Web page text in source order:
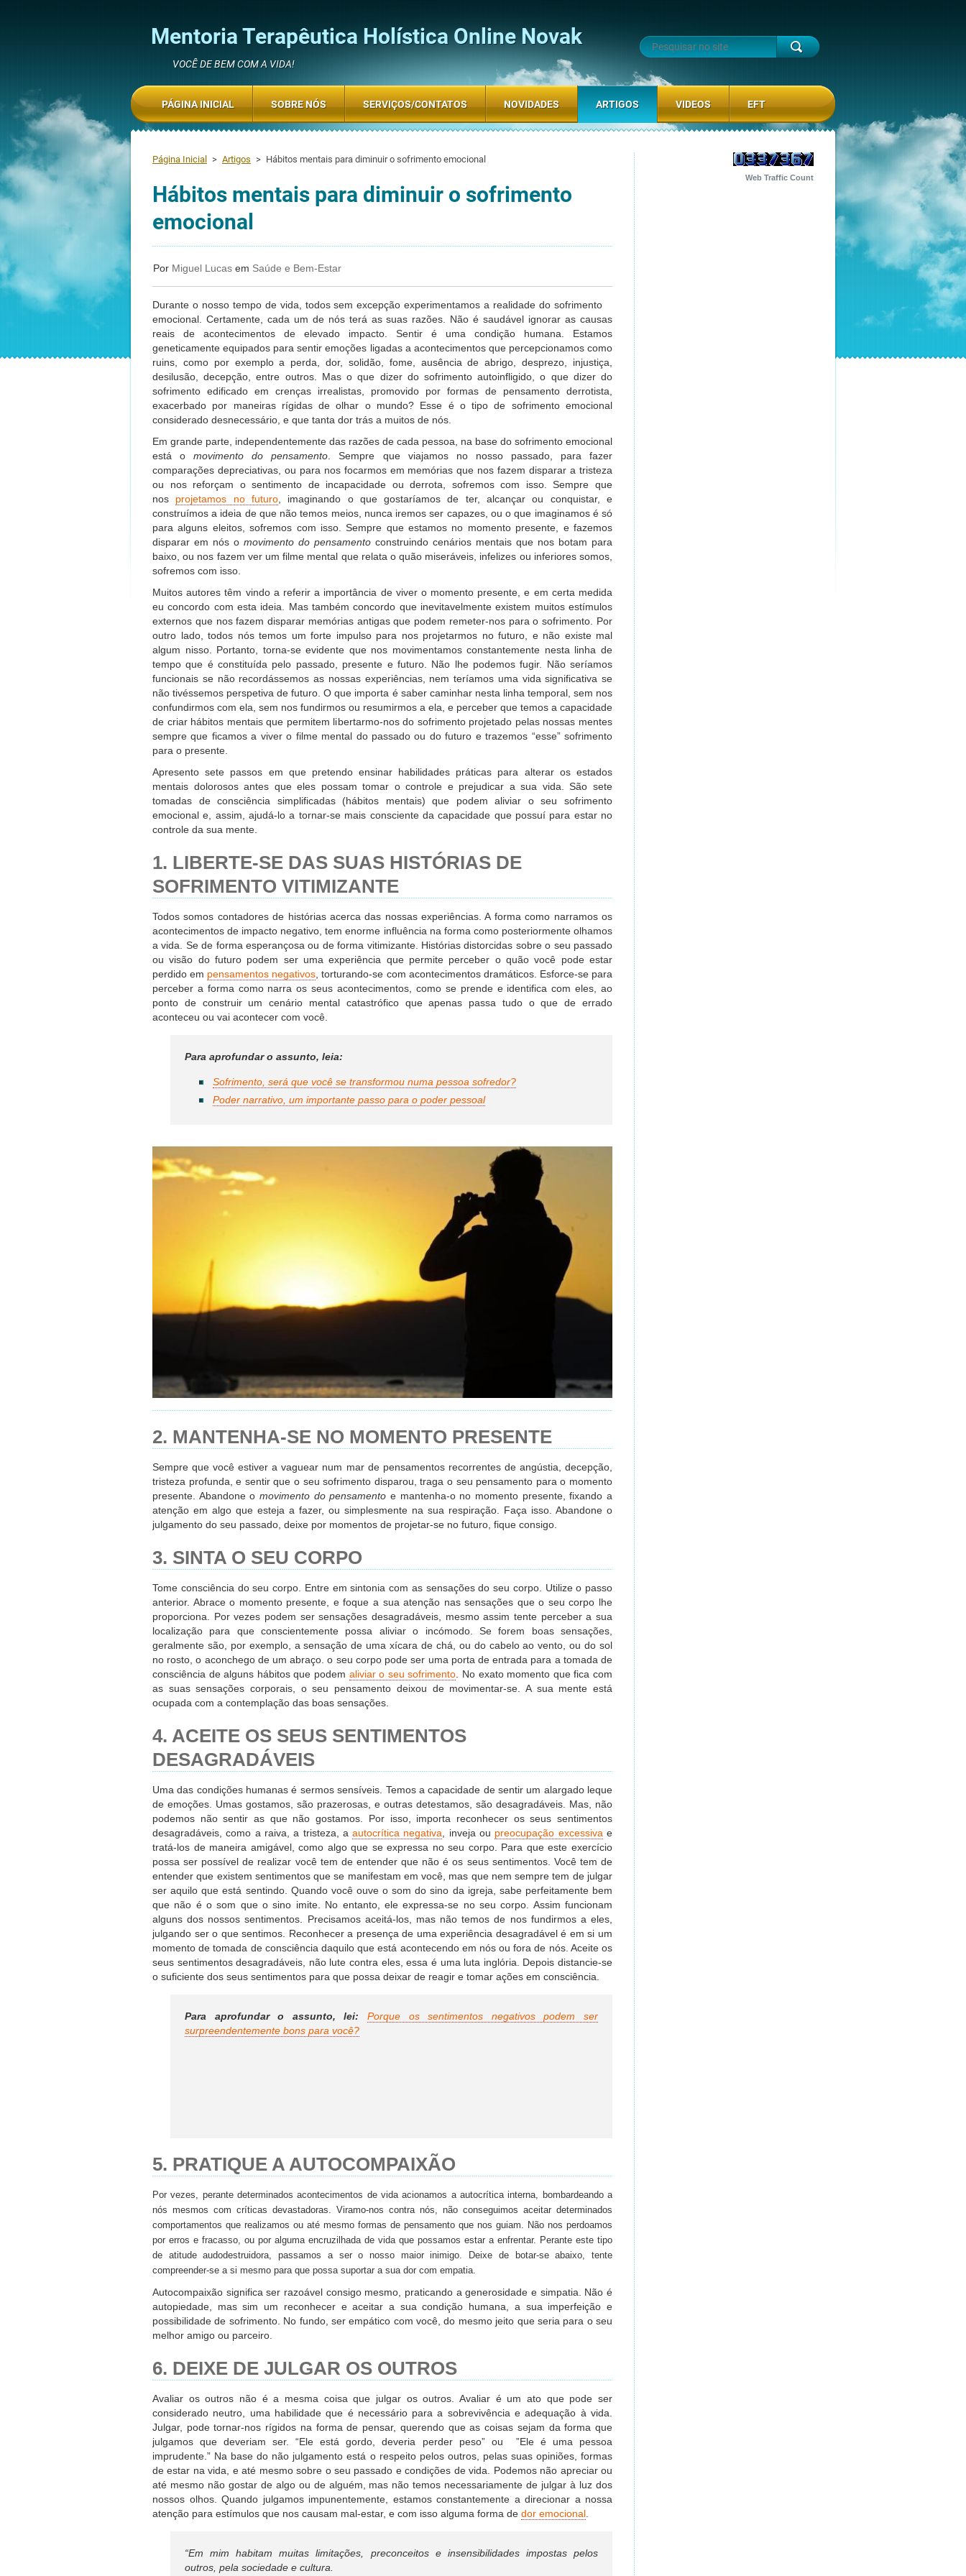
Mentoria Terapêutica Holística Online Novak
VOCÊ DE BEM COM A VIDA!
Página Inicial > Artigos > Hábitos mentais para diminuir o sofrimento emocional
Hábitos mentais para diminuir o sofrimento
emocional
Por Miguel Lucas em Saúde e Bem-Estar
Durante o nosso tempo de vida, todos sem excepção experimentamos a realidade do sofrimento
emocional. Certamente, cada um de nós terá as suas razões. Não é saudável ignorar as causas
reais de acontecimentos de elevado impacto. Sentir é uma condição humana. Estamos
geneticamente equipados para sentir emoções ligadas a acontecimentos que percepcionamos como
ruins, como por exemplo a perda, dor, solidão, fome, ausência de abrigo, desprezo, injustiça,
desilusão, decepção, entre outros. Mas o que dizer do sofrimento autoinfligido, o que dizer do
sofrimento edificado em crenças irrealistas, promovido por formas de pensamento derrotista,
exacerbado por maneiras rígidas de olhar o mundo? Esse é o tipo de sofrimento emocional
considerado desnecessário, e que tanta dor trás a muitos de nós.
Em grande parte, independentemente das razões de cada pessoa, na base do sofrimento emocional
está omovimento do pensamento . Sempre que viajamos no nosso passado, para fazer
comparações depreciativas, ou para nos focarmos em memórias que nos fazem disparar a tristeza
ou nos reforçam o sentimento de incapacidade ou derrota, sofremos com isso. Sempre que
nos projetamos no futuro, imaginando o que gostaríamos de ter, alcançar ou conquistar, e
construímos a ideia de que não temos meios, nunca iremos ser capazes, ou o que imaginamos é só
para alguns eleitos, sofremos com isso. Sempre que estamos no momento presente, e fazemos
disparar em nós o movimento do pensamento construindo cenários mentais que nos botam para
baixo, ou nos fazem ver um filme mental que relata o quão miseráveis, infelizes ou inferiores somos,
sofremos com isso.
Muitos autores têm vindo a referir a importância de viver o momento presente, e em certa medida
eu concordo com esta ideia. Mas também concordo que inevitavelmente existem muitos estímulos
externos que nos fazem disparar memórias antigas que podem remeter-nos para o sofrimento. Por
outro lado, todos nós temos um forte impulso para nos projetarmos no futuro, e não existe mal
algum nisso. Portanto, torna-se evidente que nos movimentamos constantemente nesta linha de
tempo que é constituída pelo passado, presente e futuro. Não lhe podemos fugir. Não seríamos
funcionais se não recordássemos as nossas experiências, nem teríamos uma vida significativa se
não tivéssemos perspetiva de futuro. O que importa é saber caminhar nesta linha temporal, sem nos
confundirmos com ela, sem nos fundirmos ou resumirmos a ela, e perceber que temos a capacidade
de criar hábitos mentais que permitem libertarmo-nos do sofrimento projetado pelas nossas mentes
sempre que ficamos a viver o filme mental do passado ou do futuro e trazemos “esse” sofrimento
para o presente.
Apresento sete passos em que pretendo ensinar habilidades práticas para alterar os estados
mentais dolorosos antes que eles possam tomar o controle e prejudicar a sua vida. São sete
tomadas de consciência simplificadas (hábitos mentais) que podem aliviar o seu sofrimento
emocional e, assim, ajudá-lo a tornar-se mais consciente da capacidade que possuí para estar no
controle da sua mente.
1. LIBERTE-SE DAS SUAS HISTÓRIAS DE
SOFRIMENTO VITIMIZANTE
Todos somos contadores de histórias acerca das nossas experiências. A forma como narramos os
acontecimentos de impacto negativo, tem enorme influência na forma como posteriormente olhamos
a vida. Se de forma esperançosa ou de forma vitimizante. Histórias distorcidas sobre o seu passado
ou visão do futuro podem ser uma experiência que permite perceber o quão você pode estar
perdido em pensamentos negativos , torturando-se com acontecimentos dramáticos. Esforce-se para
perceber a forma como narra os seus acontecimentos, como se prende e identifica com eles, ao
ponto de construir um cenário mental catastrófico que apenas passa tudo o que de errado
aconteceu ou vai acontecer com você.
Para aprofundar o assunto, leia:
Sofrimento, será que você se transformou numa pessoa sofredor?
Poder narrativo, um importante passo para o poder pessoal
2. MANTENHA-SE NO MOMENTO PRESENTE
Sempre que você estiver a vaguear num mar de pensamentos recorrentes de angústia, decepção,
tristeza profunda, e sentir que o seu sofrimento disparou, traga o seu pensamento para o momento
presente. Abandone o movimento do pensamento e mantenha-o no momento presente, fixando a
atenção em algo que esteja a fazer, ou simplesmente na sua respiração. Faça isso. Abandone o
julgamento do seu passado, deixe por momentos de projetar-se no futuro, fique consigo.
3. SINTA O SEU CORPO
Tome consciência do seu corpo. Entre em sintonia com as sensações do seu corpo. Utilize o passo
anterior. Abrace o momento presente, e foque a sua atenção nas sensações que o seu corpo lhe
proporciona. Por vezes podem ser sensações desagradáveis, mesmo assim tente perceber a sua
localização para que conscientemente possa aliviar o incómodo. Se forem boas sensações,
geralmente são, por exemplo, a sensação de uma xícara de chá, ou do cabelo ao vento, ou do sol
no rosto, o aconchego de um abraço. o seu corpo pode ser uma porta de entrada para a tomada de
consciência de alguns hábitos que podem aliviar o seu sofrimento . No exato momento que fica com
as suas sensações corporais, o seu pensamento deixou de movimentar-se. A sua mente está
ocupada com a contemplação das boas sensações.
4. ACEITE OS SEUS SENTIMENTOS
DESAGRADÁVEIS
Uma das condições humanas é sermos sensíveis. Temos a capacidade de sentir um alargado leque
de emoções. Umas gostamos, são prazerosas, e outras detestamos, são desagradáveis. Mas, não
podemos não sentir as que não gostamos. Por isso, importa reconhecer os seus sentimentos
desagradáveis, como a raiva, a tristeza, aautocrítica negativa , inveja ou preocupação excessiva e
tratá-los de maneira amigável, como algo que se expressa no seu corpo. Para que este exercício
possa ser possível de realizar você tem de entender que não é os seus sentimentos. Você tem de
entender que existem sentimentos que se manifestam em você, mas que nem sempre tem de julgar
ser aquilo que está sentindo. Quando você ouve o som do sino da igreja, sabe perfeitamente bem
que não é o som que o sino imite. No entanto, ele expressa-se no seu corpo. Assim funcionam
alguns dos nossos sentimentos. Precisamos aceitá-los, mas não temos de nos fundirmos a eles,
julgando ser o que sentimos. Reconhecer a presença de uma experiência desagradável é em si um
momento de tomada de consciência daquilo que está acontecendo em nós ou fora de nós. Aceite os
seus sentimentos desagradáveis, não lute contra eles, essa é uma luta inglória. Depois distancie-se
o suficiente dos seus sentimentos para que possa deixar de reagir e tomar ações em consciência.
Para aprofundar o assunto, lei:
Porque os sentimentos negativos podem ser
surpreendentemente bons para você?
5. PRATIQUE A AUTOCOMPAIXÃO
Por vezes, perante determinados acontecimentos de vida acionamos a autocrítica interna, bombardeando a
nós mesmos com críticas devastadoras. Viramo-nos contra nós, não conseguimos aceitar determinados
comportamentos que realizamos ou até mesmo formas de pensamento que nos guiam. Não nos perdoamos
por erros e fracasso, ou por alguma encruzilhada de vida que possamos estar a enfrentar. Perante este tipo
de atitude audodestruidora, passamos a ser o nosso maior inimigo. Deixe de botar-se abaixo, tente
compreender-se a si mesmo para que possa suportar a sua dor com empatia.
Autocompaixão significa ser razoável consigo mesmo, praticando a generosidade e simpatia. Não é
autopiedade, mas sim um reconhecer e aceitar a sua condição humana, a sua imperfeição e
possibilidade de sofrimento. No fundo, ser empático com você, do mesmo jeito que seria para o seu
melhor amigo ou parceiro.
6. DEIXE DE JULGAR OS OUTROS
Avaliar os outros não é a mesma coisa que julgar os outros. Avaliar é um ato que pode ser
considerado neutro, uma habilidade que é necessário para a sobrevivência e adequação à vida.
Julgar, pode tornar-nos rígidos na forma de pensar, querendo que as coisas sejam da forma que
julgamos que deveriam ser. “Ele está gordo, deveria perder peso” ou ”Ele é uma pessoa
imprudente.” Na base do não julgamento está o respeito pelos outros, pelas suas opiniões, formas
de estar na vida, e até mesmo sobre o seu passado e condições de vida. Podemos não apreciar ou
até mesmo não gostar de algo ou de alguém, mas não temos necessariamente de julgar à luz dos
nossos olhos. Quando julgamos impunentemente, estamos constantemente a direcionar a nossa
atenção para estímulos que nos causam mal-estar, e com isso alguma forma de dor emocional
“Em mim habitam muitas limitações, preconceitos e insensibilidades impostas pelos
outros, pela sociedade e cultura.
Web Traffic Count
PÁGINA INICIAL SOBRE NÓS SERVIÇOS/CONTATOS NOVIDADES ARTIGOS VIDEOS EFT